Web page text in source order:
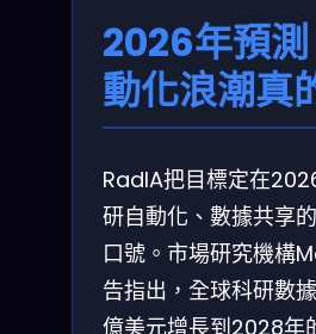
2026年預
動化浪潮真
RadIA把目標定在
研自動化、數據共享
口號。市場研究機
告指出，全球科研數
億美元增長到2028年